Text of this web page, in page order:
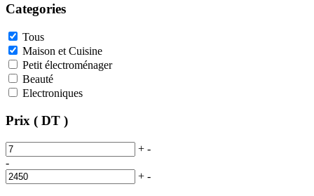
Categories
Tous
Maison et Cuisine
Petit électroménager
Beauté
Electroniques
Prix ( DT )
+ -
-
+ -